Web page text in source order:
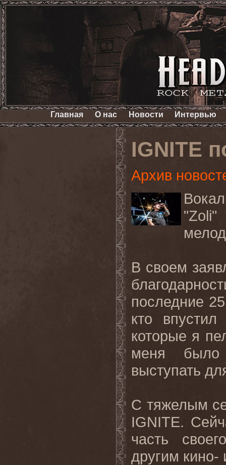
Главная О нас Новости Интервью
IGNITE
Архив
"Zoli"
В своем
последние
кто
которые я
меня было
выступать
С тяжелым
IGNITE.
часть
другим